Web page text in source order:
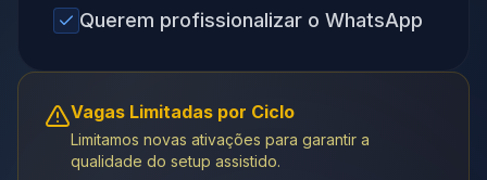
Querem profissionalizar o WhatsApp
Vagas Limitadas por Ciclo
Limitamos novas ativações para garantir a
qualidade do setup assistido.